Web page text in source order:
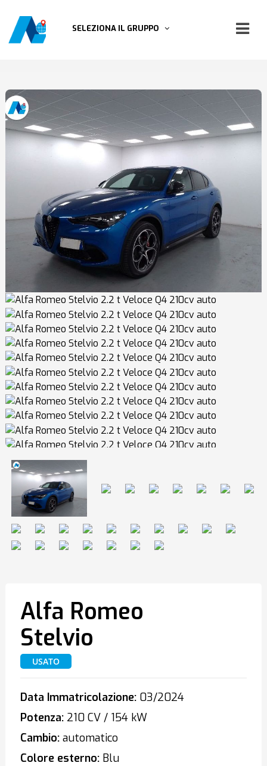
SELEZIONA IL GRUPPO
Alfa Romeo
Stelvio
USATO
Data Immatricolazione:03/2024
Potenza:210 CV / 154 kW
Cambio:automatico
Colore esterno:Blu